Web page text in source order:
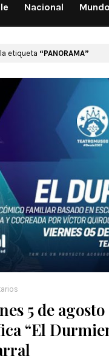
Nacional Mundo
etiqueta PANORAMA
5 de agosto
“El